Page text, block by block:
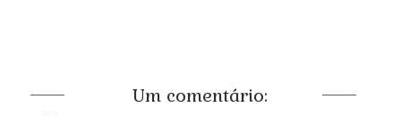
Um comentário: